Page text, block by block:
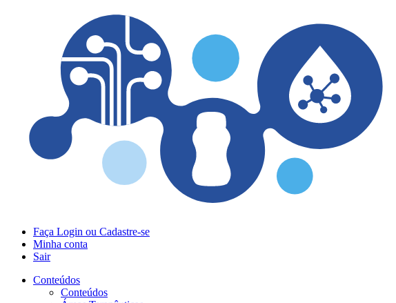
Faça Login ou Cadastre-se
Minha conta
Sair
Conteúdos
Conteúdos